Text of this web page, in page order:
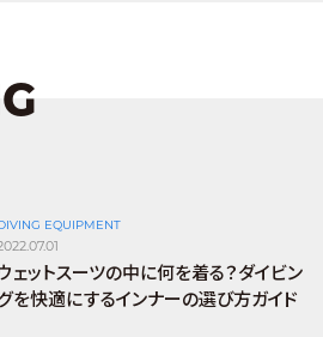
EQUIPMENT
ェットスーツの中に何を着る？ダイビン
を快適にするインナーの選び方ガイド